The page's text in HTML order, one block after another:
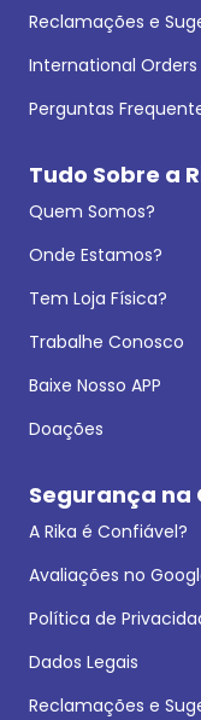
Reclamações e
International Orders
Perguntas
Tudo Sobre a
Quem Somos?
Onde Estamos?
Tem Loja Física?
Trabalhe Conosco
Baixe Nosso APP
Doações
Segurança na
A Rika é Confiável?
Avaliações no
Política de
Dados Legais
Reclamações e